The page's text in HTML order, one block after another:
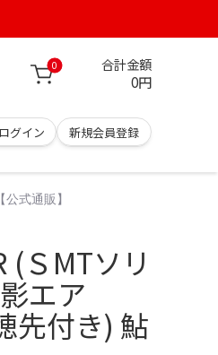
0 合計金額
0円
ログイン 新規会員登録
式通販】
(ＳMTソリ
エア
先付き) 鮎